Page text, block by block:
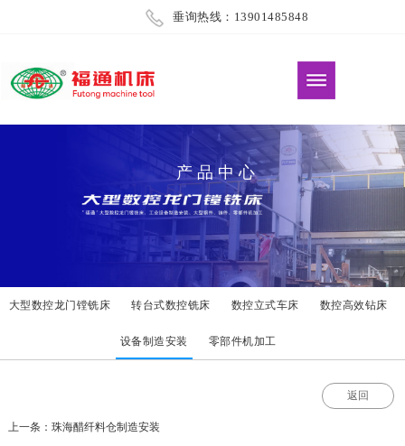
垂询热线：13901485848
产品中心
大型数控龙门镗铣床 转台式数控铣床 数控立式车床 数控高效钻床
设备制造安装 零部件机加工
返回
上一条：珠海醋纤料仓制造安装